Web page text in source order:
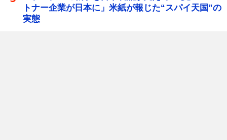
トナー企業が日本に」米紙が報じた“スパイ天国”の
実態